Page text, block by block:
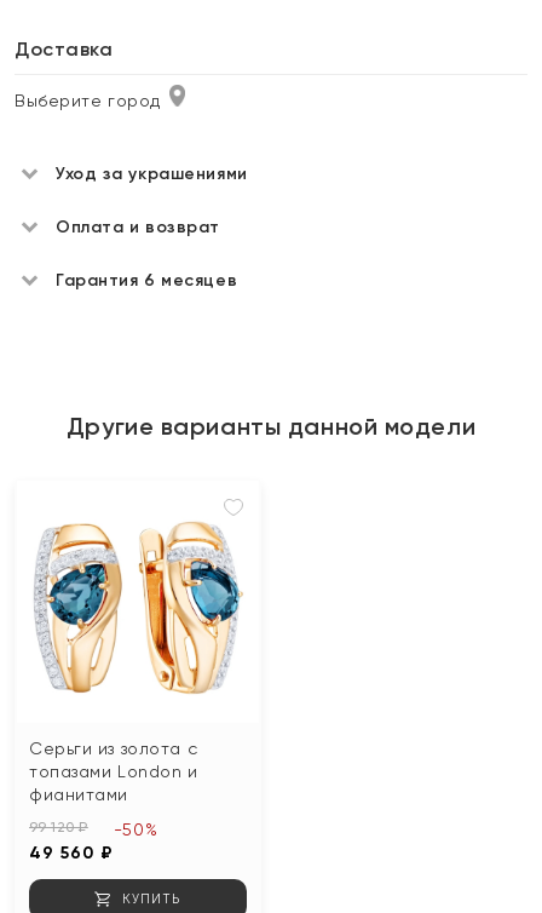
Доставка
Выберите город
Уход за украшениями
Оплата и возврат
Гарантия 6 месяцев
Другие варианты данной модели
Серьги из золота с
топазами London и
фианитами
99 120 ₽
49 560 ₽
-50%
КУПИТЬ